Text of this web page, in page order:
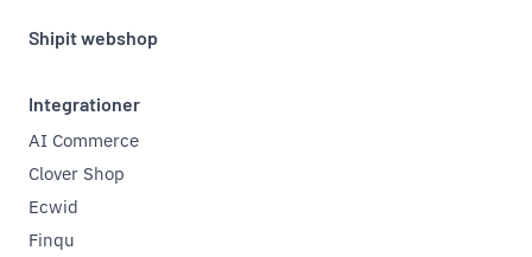
Shipit webshop
Integrationer
AI Commerce
Clover Shop
Ecwid
Finqu